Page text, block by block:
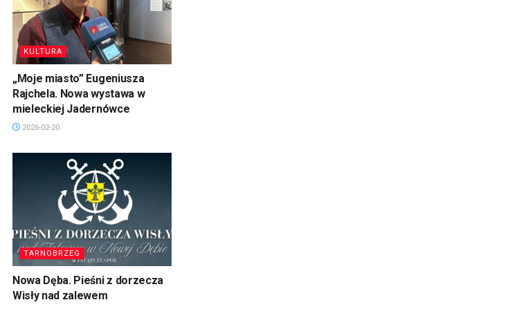
KULTURA
„Moje miasto” Eugeniusza
Rajchela. Nowa wystawa w
mieleckiej Jadernówce
2026-02-20
TARNOBRZEG
Nowa Dęba. Pieśni z dorzecza
Wisły nad zalewem